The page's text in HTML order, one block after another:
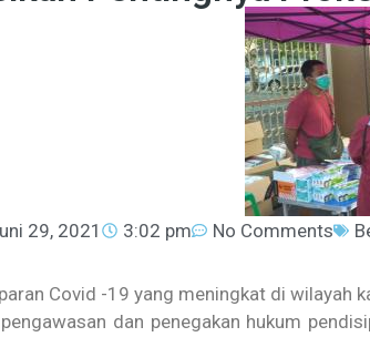
29, 2021 3:02 pm No Comments
Covid -19 yang meningkat di wilayah
dan penegakan hukum